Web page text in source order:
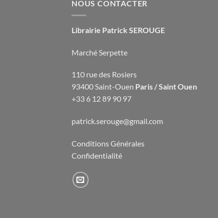
NOUS CONTACTER
Librairie Patrick SEROUGE
Marché Serpette
110 rue des Rosiers
93400 Saint-Ouen Paris / Saint Ouen
+33 6 12 89 90 97
patrick.serouge@gmail.com
Conditions Générales
Confidentialité